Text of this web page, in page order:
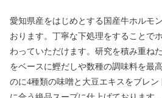
愛知県産をはじめとする国産牛ホルモ
おります。丁寧な下処理をすることで
わっていただけます。研究を積み重ね
をベースに鰹だしや数種の調味料を最
のに4種類の味噌と大豆エキスをブレン